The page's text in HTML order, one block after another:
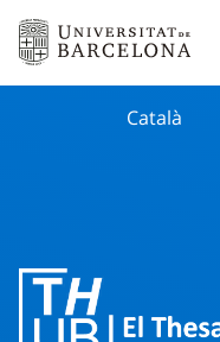
Català